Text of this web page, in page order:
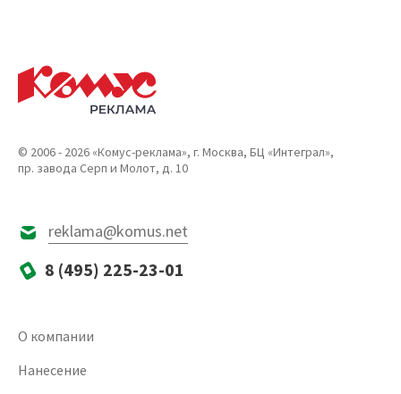
© 2006 - 2026 «Комус-реклама», г. Москва, БЦ «Интеграл»,
пр. завода Серп и Молот, д. 10
reklama@komus.net
8 (495) 225-23-01
О компании
Нанесение